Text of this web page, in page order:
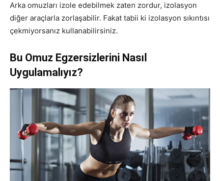
Arka omuzları izole edebilmek zaten zordur, izolasyon
diğer araçlarla zorlaşabilir. Fakat tabii ki izolasyon sıkıntısı
çekmiyorsanız kullanabilirsiniz.
Bu Omuz Egzersizlerini Nasıl
Uygulamalıyız?